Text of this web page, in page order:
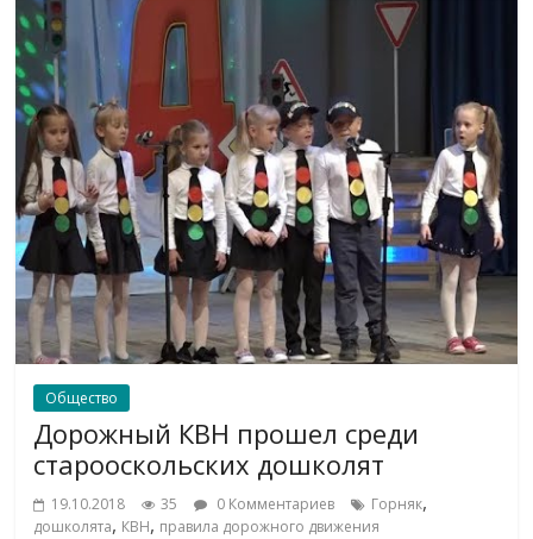
Общество
Дорожный КВН прошел среди
старооскольских дошколят
19.10.2018 35 0 Комментариев Горняк,
дошколята, КВН, правила дорожного движения